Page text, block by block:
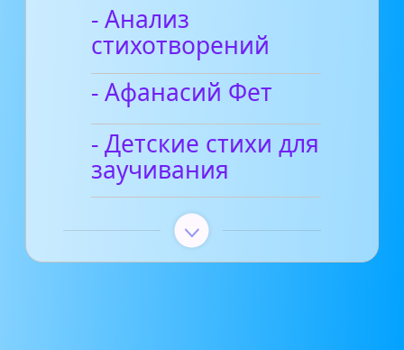
- Анализ
стихотворений
- Афанасий Фет
- Детские стихи для
заучивания